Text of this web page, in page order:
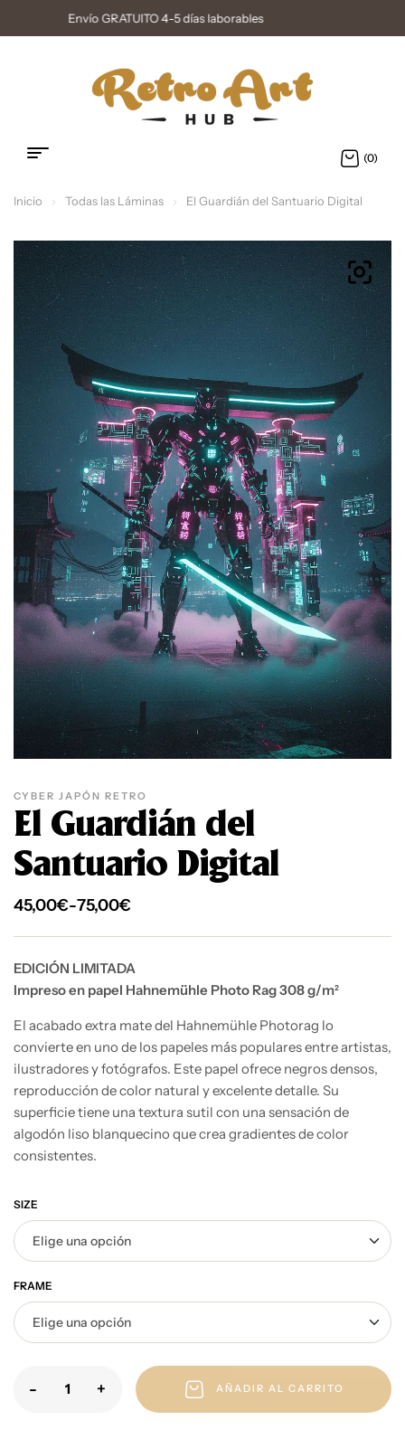
Gartantía de Satisfacción
(0)
Inicio Todas las Láminas El Guardián del Santuario Digital
CYBER JAPÓN RETRO
El Guardián del
Santuario Digital
45,00€-75,00€
EDICIÓN LIMITADA
Impreso en papel Hahnemühle Photo Rag 308 g/m²
El acabado extra mate del Hahnemühle Photorag lo
convierte en uno de los papeles más populares entre artistas,
ilustradores y fotógrafos. Este papel ofrece negros densos,
reproducción de color natural y excelente detalle. Su
superficie tiene una textura sutil con una sensación de
algodón liso blanquecino que crea gradientes de color
consistentes.
SIZE
FRAME
- + AÑADIR AL CARRITO